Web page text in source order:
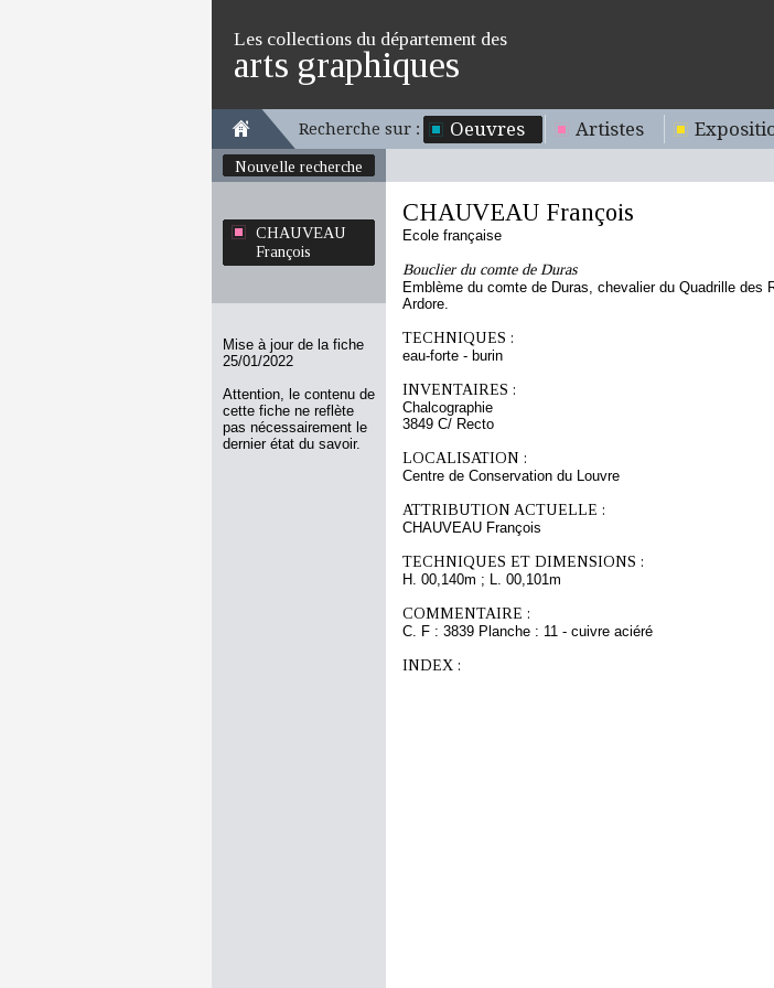
Les collections du département des
arts graphiques
Recherche sur : Oeuvres Artistes
Nouvelle recherche
CHAUVEAU
François
Mise à jour de la fiche
25/01/2022
Attention, le contenu de
cette fiche ne reflète
pas nécessairement le
dernier état du savoir.
CHAUVEAU François
Ecole française
Bouclier du comte de Duras
Emblème du comte de Duras, chevalier du Quadrille
Ardore.
TECHNIQUES :
eau-forte - burin
INVENTAIRES :
Chalcographie
3849 C/ Recto
LOCALISATION :
Centre de Conservation du Louvre
ATTRIBUTION ACTUELLE :
CHAUVEAU François
TECHNIQUES ET DIMENSIONS :
H. 00,140m ; L. 00,101m
COMMENTAIRE :
C. F : 3839 Planche : 11 - cuivre aciéré
INDEX :